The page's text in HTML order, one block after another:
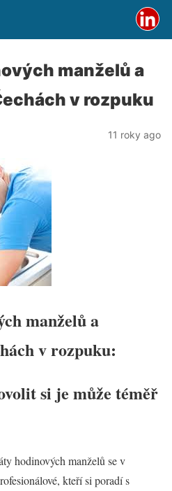
manželů a
v rozpuku
11 roky ago
manželů a
v rozpuku:
si je může téměř
hodinových manželů se v
kteří si poradí s